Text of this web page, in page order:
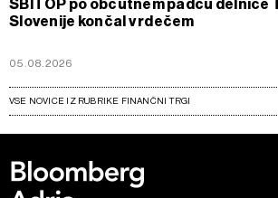
SBITOP po občutnem padcu delnice
Slovenije končal v rdečem
05.08.2026
VSE NOVICE IZ RUBRIKE FINANČNI TRGI